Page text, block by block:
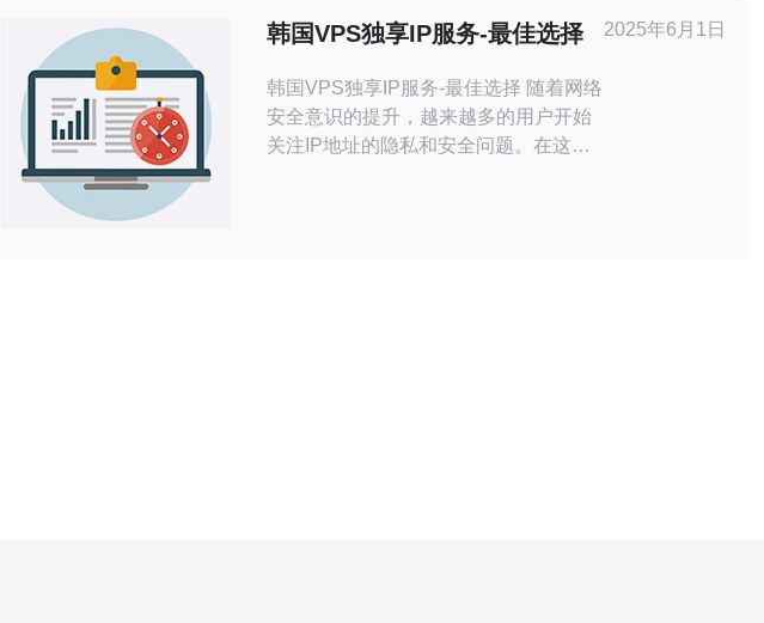
的带宽和稳定性。首先，韩国的网络基
础设施相对完善，能够提供高达1Gb
韩国VPS独享IP服务-最佳选择
韩国VPS独享IP服务-最佳选择 随着网络
安全意识的提升，越来越多的用户开始
关注IP地址的隐私和安全问题。在这样
2025年6月1日